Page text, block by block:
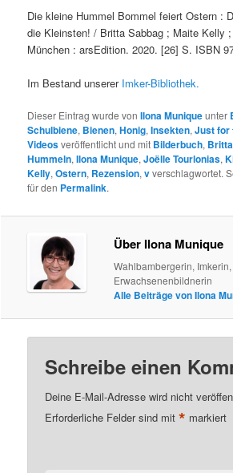
Die kleine Hummel Bommel feiert Ostern :
die Kleinsten! / Britta Sabbag ; Maite Kelly
München : arsEdition. 2020. [26] S. ISBN
Im Bestand unserer Imker-Bibliothek.
Dieser Eintrag wurde vonIlona Muniqueunter
Schulbiene, Bienen,Honig,Insekten,Just for
Videosveröffentlicht und mit Bilderbuch,
Hummeln,Ilona Munique,Joëlle Tourlonias,
Kelly,Ostern, Rezension,vverschlagwortet.
für den Permalink.
Über Ilona Munique
Wahlbambergerin,
Erwachsenenbildnerin
Alle Beiträge von Ilona
Schreibe einen
Deine E-Mail-Adresse wird nicht
Erforderliche Felder sind mit* markiert